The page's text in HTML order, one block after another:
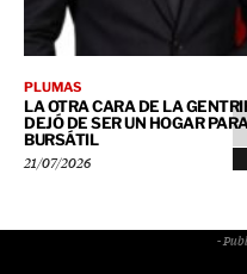
PLUMAS
LA OTRA CARA DE LA
DEJÓ DE SER UN HOGAR
BURSÁTIL
21/07/2026
-